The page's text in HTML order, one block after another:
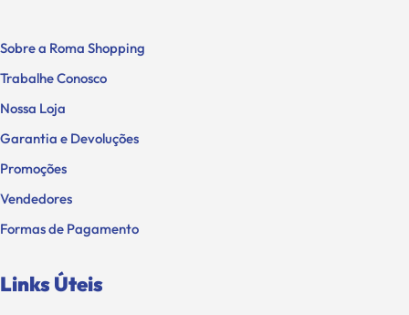
Sobre a Roma Shopping
Trabalhe Conosco
Nossa Loja
Garantia e Devoluções
Promoções
Vendedores
Formas de Pagamento
Links Úteis